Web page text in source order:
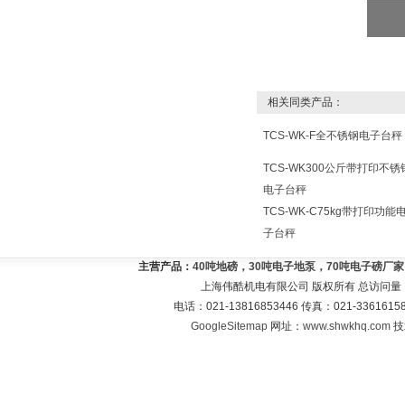
相关同类产品：
TCS-WK-F全不锈钢电子台秤
TCS-WK300公斤带打印不锈
电子台秤
TCS-WK-C75kg带打印功能
子台秤
主营产品： 40吨地磅，30吨电子地泵，70吨电子磅厂
上海伟酷机电有限公司 版权所有 总访问量
电话：021-13816853446 传真：021-
GoogleSitemap 网址：www.shwkhq.com